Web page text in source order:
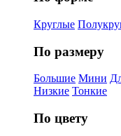
Круглые
По размеру
Большие Мини
Низкие Тонкие
По цвету